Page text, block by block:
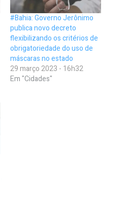
#Bahia: Governo Jerônimo
publica novo decreto
flexibilizando os critérios de
obrigatoriedade do uso de
máscaras no estado
29 março 2023 - 16h32
Em "Cidades"